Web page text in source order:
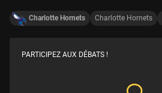
Charlotte Hornets Charlotte Hornets
PARTICIPEZ AUX DÉBATS !